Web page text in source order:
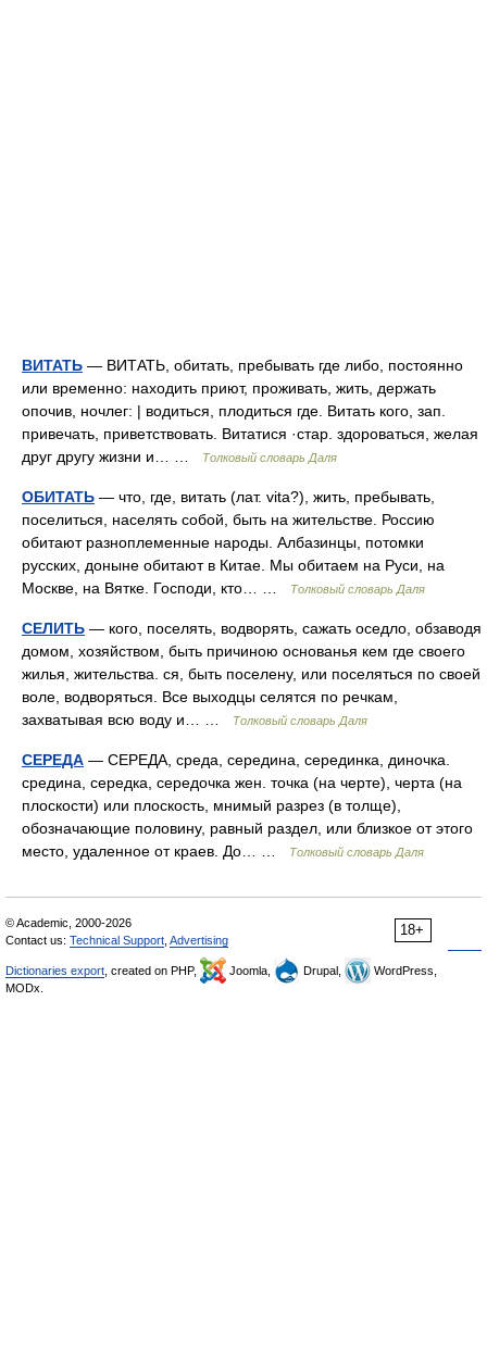
ВИТАТЬ — ВИТАТЬ, обитать, пребывать где либо, постоянно
или временно: находить приют, проживать, жить, держать
опочив, ночлег: | водиться, плодиться где. Витать кого, зап.
привечать, приветствовать. Витатися ·стар. здороваться, желая
друг другу жизни и… …
Толковый словарь Даля
ОБИТАТЬ — что, где, витать (лат. vita?), жить, пребывать,
поселиться, населять собой, быть на жительстве. Россию
обитают разноплеменные народы. Албазинцы, потомки
русских, доныне обитают в Китае. Мы обитаем на Руси, на
Москве, на Вятке. Господи, кто… …
Толковый словарь Даля
СЕЛИТЬ — кого, поселять, водворять, сажать оседло, обзаводя
домом, хозяйством, быть причиною основанья кем где своего
жилья, жительства. ся, быть поселену, или поселяться по своей
воле, водворяться. Все выходцы селятся по речкам,
захватывая всю воду и… …
Толковый словарь Даля
СЕРЕДА — СЕРЕДА, среда, середина, серединка, диночка.
средина, середка, середочка жен. точка (на черте), черта (на
плоскости) или плоскость, мнимый разрез (в толще),
обозначающие половину, равный раздел, или близкое от этого
место, удаленное от краев. До… …
Толковый словарь Даля
18+
© Academic, 2000-2026
Contact us: Technical Support Advertising
Dictionaries export , created on PHP, Joomla, Drupal,
WordPress,
MODx.